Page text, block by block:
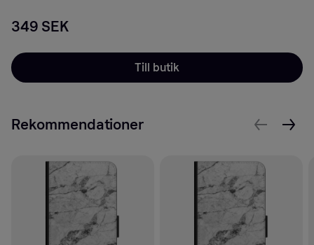
349 SEK
Till butik
Rekommendationer